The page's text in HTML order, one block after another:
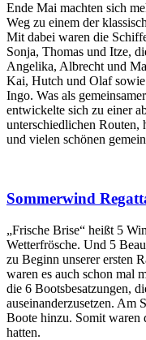
Ende Mai machten sich
Weg zu einem der
Mit dabei waren die
Sonja, Thomas und Itze,
Angelika, Albrecht und
Kai, Hutch und Olaf
Ingo. Was als
entwickelte sich zu einer
unterschiedlichen Routen,
und vielen schönen
Sommerwind
„Frische Brise“ heißt 5
Wetterfrösche. Und 5
zu Beginn unserer ersten
waren es auch schon mal
die 6 Bootsbesatzungen,
auseinanderzusetzen. Am
Boote hinzu. Somit waren
hatten.